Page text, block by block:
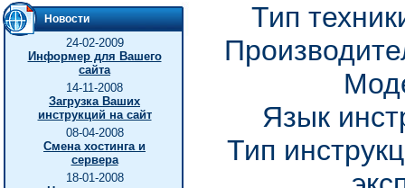
Новости
24-02-2009
Информер для Вашего
сайта
14-11-2008
Загрузка Ваших
инструкций на сайт
08-04-2008
Смена хостинга и
сервера
18-01-2008
Тип
Язык
Тип